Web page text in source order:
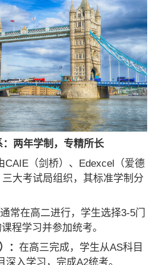
两年学制，专精所长
CAIE（剑桥）、Edexcel（爱德
大考试局组织，其标准学制分
通常在高二进行，学生选择3-5门
程学习并参加统考。
： 在高三完成，学生从AS科目
入学习，完成A2统考。